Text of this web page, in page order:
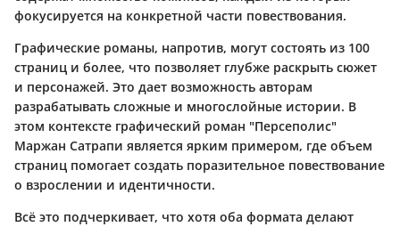
фокусируется на конкретной части повествования.
Графические романы, напротив, могут состоять из 100
страниц и более, что позволяет глубже раскрыть сюжет
и персонажей. Это дает возможность авторам
разрабатывать сложные и многослойные истории. В
этом контексте графический роман "Персеполис"
Маржан Сатрапи является ярким примером, где объем
страниц помогает создать поразительное повествование
о взрослении и идентичности.
Всё это подчеркивает, что хотя оба формата делают